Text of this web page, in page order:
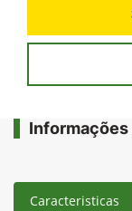
Caracteristicas